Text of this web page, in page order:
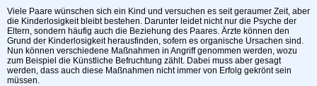
Viele Paare wünschen sich ein Kind und versuchen es seit geraumer Zeit, aber
die Kinderlosigkeit bleibt bestehen. Darunter leidet nicht nur die Psyche der
Eltern, sondern häufig auch die Beziehung des Paares. Ärzte können den
Grund der Kinderlosigkeit herausfinden, sofern es organische Ursachen sind.
Nun können verschiedene Maßnahmen in Angriff genommen werden, wozu
zum Beispiel die Künstliche Befruchtung zählt. Dabei muss aber gesagt
werden, dass auch diese Maßnahmen nicht immer von Erfolg gekrönt sein
müssen.